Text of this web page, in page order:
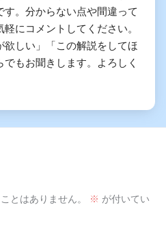
。分からない点や間違って
にコメントしてください。
欲しい」「この解説をしてほ
もお聞きします。よろしく
とはありません。 ※ が付いてい